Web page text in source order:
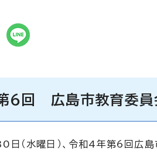
6回 広島市教育委員
（水曜日）、令和4年第6回広島